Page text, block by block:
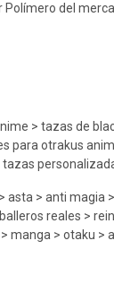
del
> tazas de
para otrakus
asta > anti magia
reales >
manga > otaku >